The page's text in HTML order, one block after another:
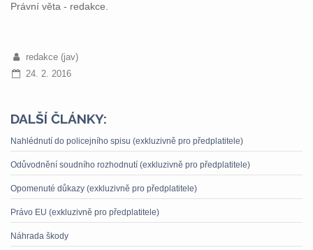
Právní věta - redakce.
redakce (jav)
24. 2. 2016
DALŠÍ ČLÁNKY:
Nahlédnutí do policejního spisu (exkluzivně pro předplatitele)
Odůvodnění soudního rozhodnutí (exkluzivně pro předplatitele)
Opomenuté důkazy (exkluzivně pro předplatitele)
Právo EU (exkluzivně pro předplatitele)
Náhrada škody